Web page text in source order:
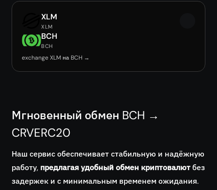
XLM
XLM
BCH
BCH
exchange XLM на BCH →
Мгновенный обмен BCH →
CRVERC20
Наш сервис обеспечивает стабильную и надёжную
работу, предлагая удобный обмен криптовалютбез
задержек и с минимальным временем ожидания.